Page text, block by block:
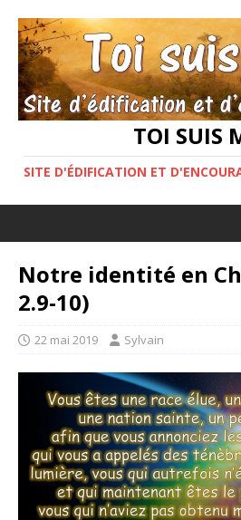
TOI SUIS
SITE D'ÉDIFICATION ET
Notre identité en
2.9-10)
22 mai 2019 Sylvain